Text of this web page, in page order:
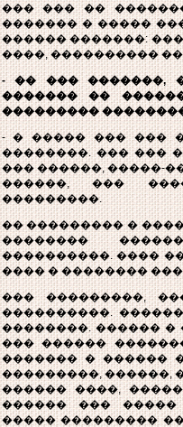
��� ��� ��
������� � �����
������ �������:
����, ����������
- �� ��� �������,
������� ��
���������
- � ����� ��� ���
��������. ��� ���
��� ������, �����-
������, ���
���������.
�� ��������� �
��������
����������. ����
���� � ��������
��� ���������,
����������.
��������. ������ �
��� ������
������� � ������
���������, ������,
������ ����,
������ ��� �����
����� ���������